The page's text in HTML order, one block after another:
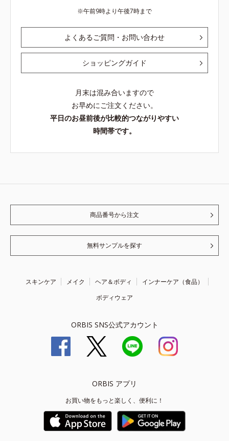
午前9時より午後7時まで
よくあるご質問・お問い合わせ
ショッピングガイド
月末は混み合いますので
お早めにご注文ください。
平日のお昼前後が比較的つながりやすい
時間帯です。
商品番号から注文
無料サンプルを探す
スキンケア メイク ヘア＆ボディ
インナーケア（食品）
ボディウェア
ORBIS SNS公式アカウント
ORBIS アプリ
お買い物をもっと楽しく、便利に！